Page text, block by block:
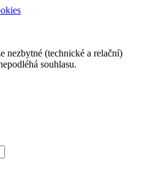
nezbytné (technické a relační)
souhlasu.